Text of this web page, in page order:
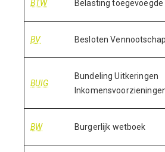
BTW Belasting
BV Besloten Vennootschap
BUIG
Bundeling Uitkeringen
BW Burgerlijk wetboek